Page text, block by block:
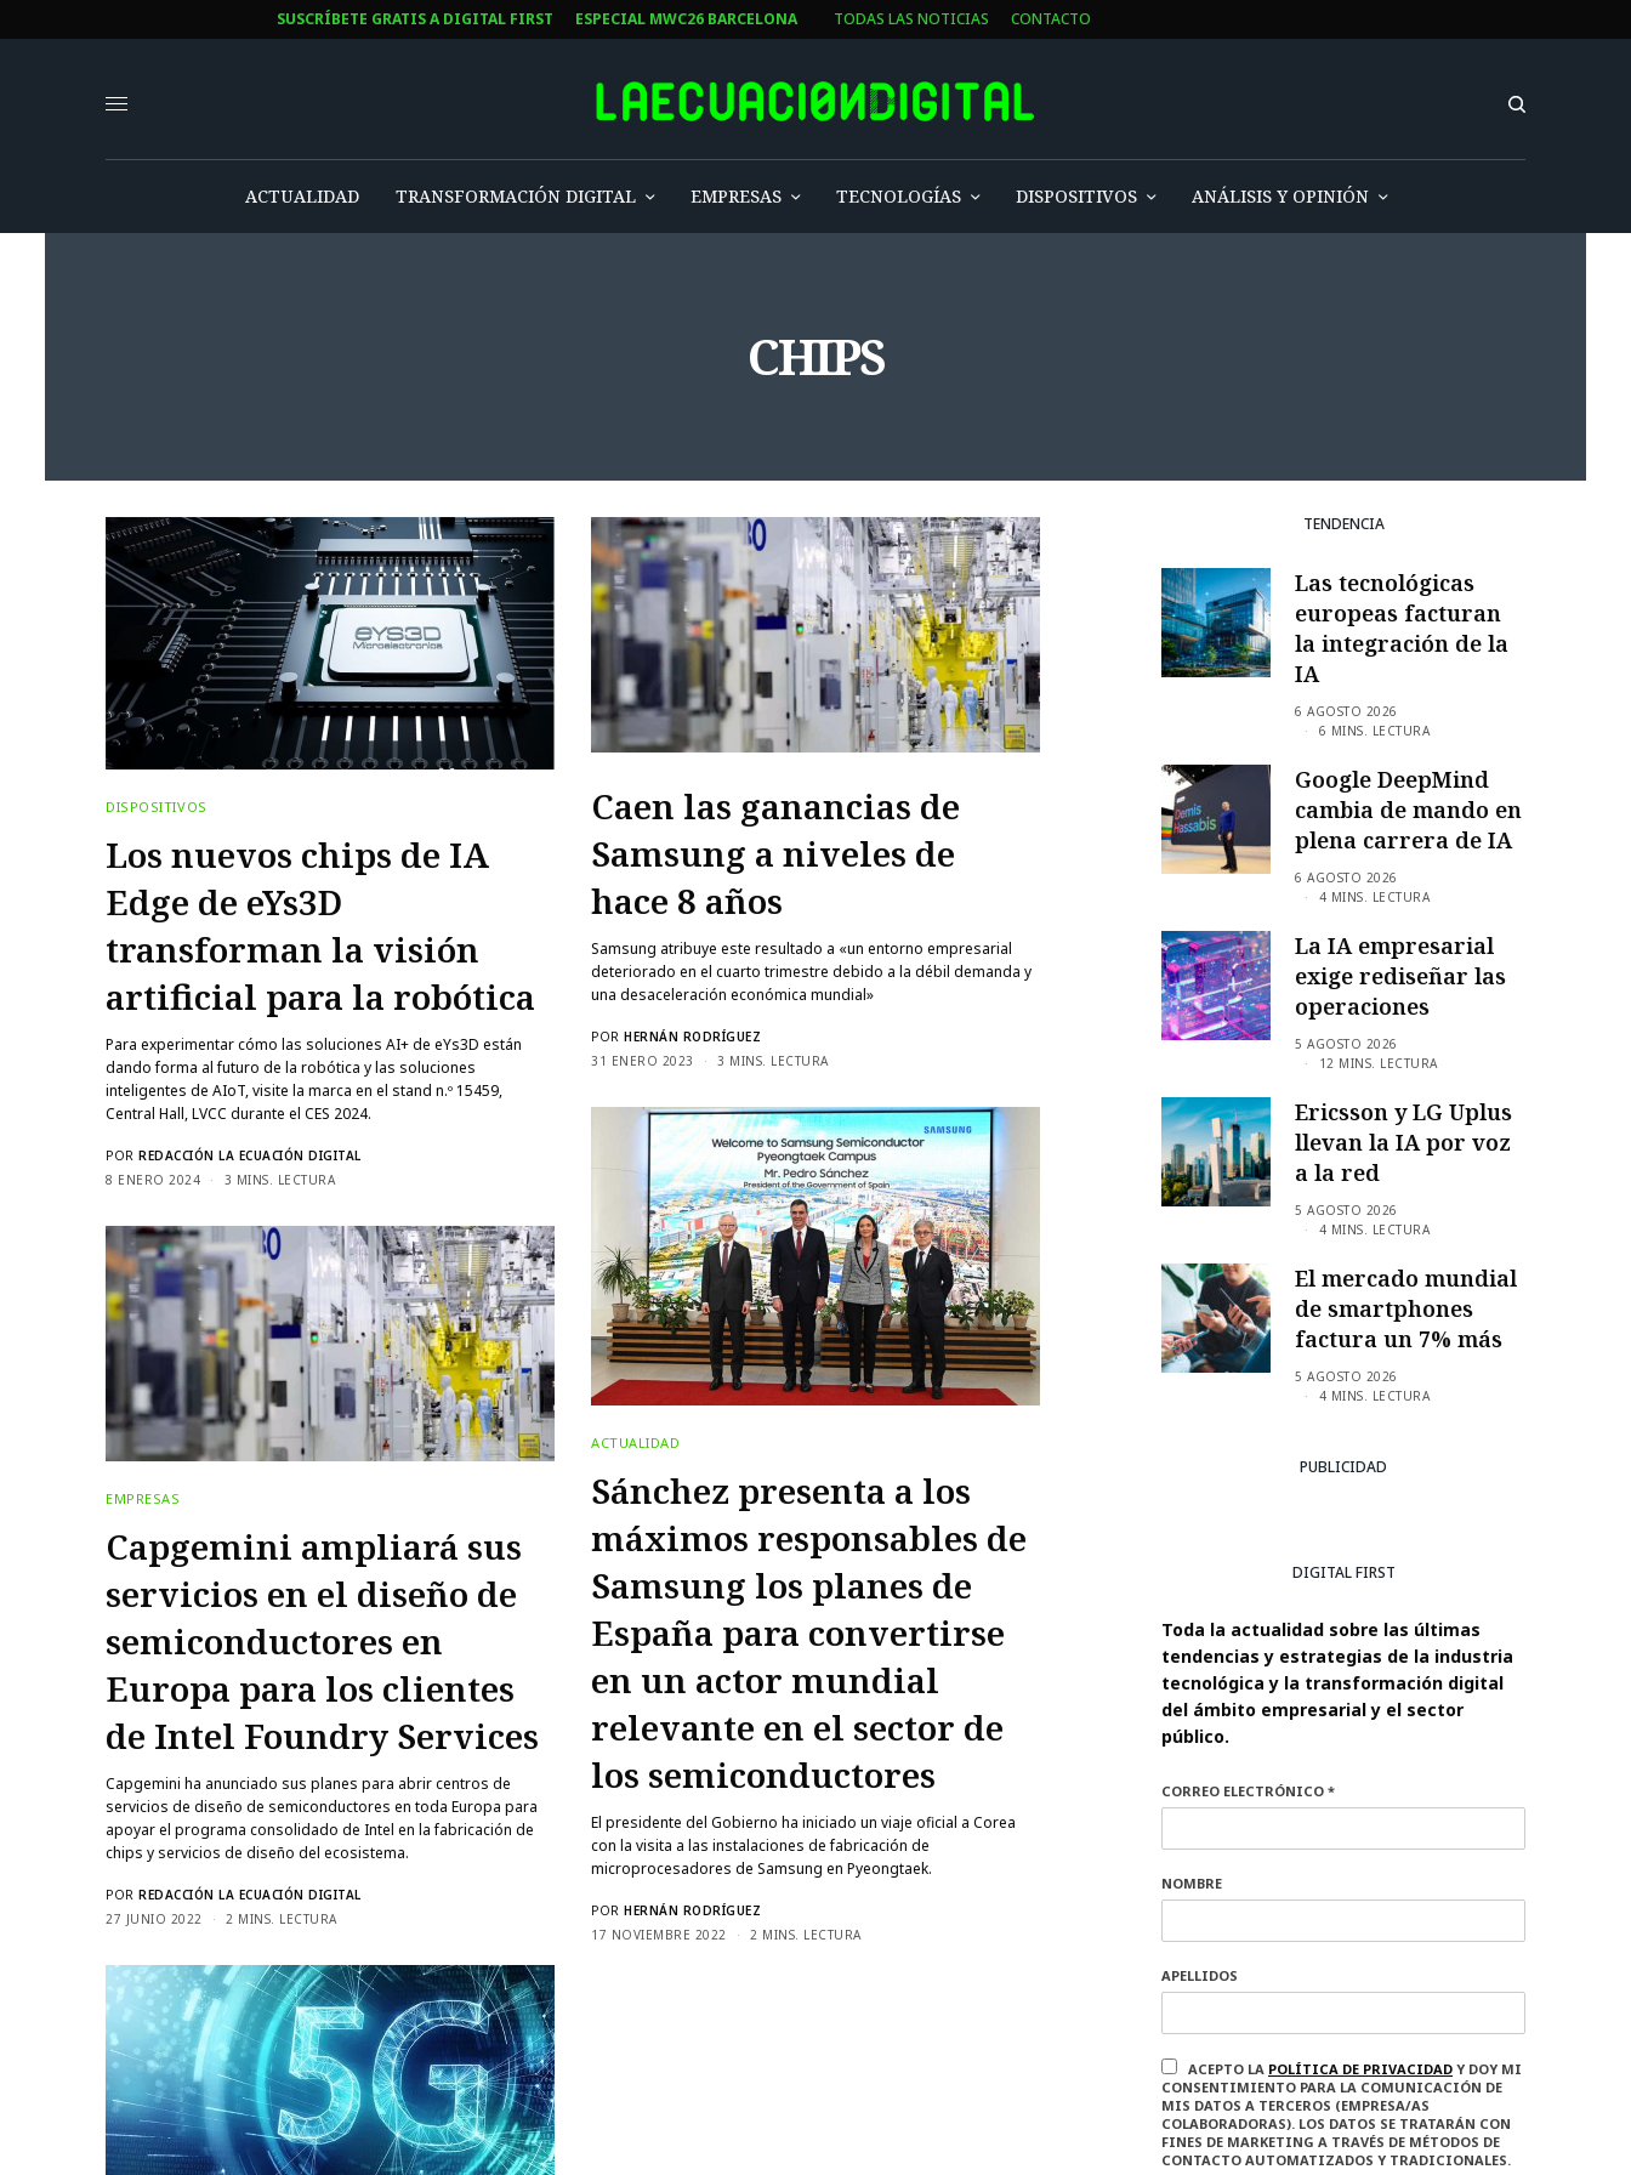
SUSCRÍBETE GRATIS A DIGITAL FIRST ESPECIAL MWC26 BARCELONA TODAS LAS NOTICIAS CONTACTO
ACTUALIDAD TRANSFORMACIÓN DIGITAL EMPRESAS TECNOLOGÍAS DISPOSITIVOS ANÁLISIS Y OPINIÓN
CHIPS
DISPOSITIVOS
Los nuevos chips de IA
Edge de eYs3D
transforman la visión
artificial para la robótica
Para experimentar cómo las soluciones AI+ de eYs3D están
dando forma al futuro de la robótica y las soluciones
inteligentes de AIoT, visite la marca en el stand n.º 15459,
Central Hall, LVCC durante el CES 2024.
POR REDACCIÓN LA ECUACIÓN DIGITAL
8 ENERO 2024
3 MINS. LECTURA
Caen las ganancias de
Samsung a niveles de
hace 8 años
Samsung atribuye este resultado a «un entorno empresarial
deteriorado en el cuarto trimestre debido a la débil demanda y
una desaceleración económica mundial»
POR HERNÁN RODRÍGUEZ
31 ENERO 2023
3 MINS. LECTURA
ACTUALIDAD
Sánchez presenta a los
máximos responsables de
Samsung los planes de
España para convertirse
en un actor mundial
relevante en el sector de
los semiconductores
El presidente del Gobierno ha iniciado un viaje oficial a Corea
con la visita a las instalaciones de fabricación de
microprocesadores de Samsung en Pyeongtaek.
POR HERNÁN RODRÍGUEZ
17 NOVIEMBRE 2022
2 MINS. LECTURA
EMPRESAS
Capgemini ampliará sus
servicios en el diseño de
semiconductores en
Europa para los clientes
de Intel Foundry Services
Capgemini ha anunciado sus planes para abrir centros de
servicios de diseño de semiconductores en toda Europa para
apoyar el programa consolidado de Intel en la fabricación de
chips y servicios de diseño del ecosistema.
POR REDACCIÓN LA ECUACIÓN DIGITAL
27 JUNIO 2022
2 MINS. LECTURA
TENDENCIA
Las tecnológicas
europeas facturan
la integración de la
IA
6 AGOSTO 2026
6 MINS. LECTURA
Google DeepMind
cambia de mando en
plena carrera de IA
6 AGOSTO 2026
4 MINS. LECTURA
La IA empresarial
exige rediseñar las
operaciones
5 AGOSTO 2026
12 MINS. LECTURA
Ericsson y LG Uplus
llevan la IA por voz
a la red
5 AGOSTO 2026
4 MINS. LECTURA
El mercado mundial
de smartphones
factura un 7% más
5 AGOSTO 2026
4 MINS. LECTURA
PUBLICIDAD
DIGITAL FIRST
Toda la actualidad sobre las últimas
tendencias y estrategias de la industria
tecnológica y la transformación digital
del ámbito empresarial y el sector
público.
CORREO ELECTRÓNICO *
NOMBRE
APELLIDOS
ACEPTO LA POLÍTICA DE PRIVACIDAD Y DOY MI
CONSENTIMIENTO PARA LA COMUNICACIÓN DE
MIS DATOS A TERCEROS (EMPRESA/AS
COLABORADORAS). LOS DATOS SE TRATARÁN CON
FINES DE MARKETING A TRAVÉS DE MÉTODOS DE
CONTACTO AUTOMATIZADOS Y TRADICIONALES.